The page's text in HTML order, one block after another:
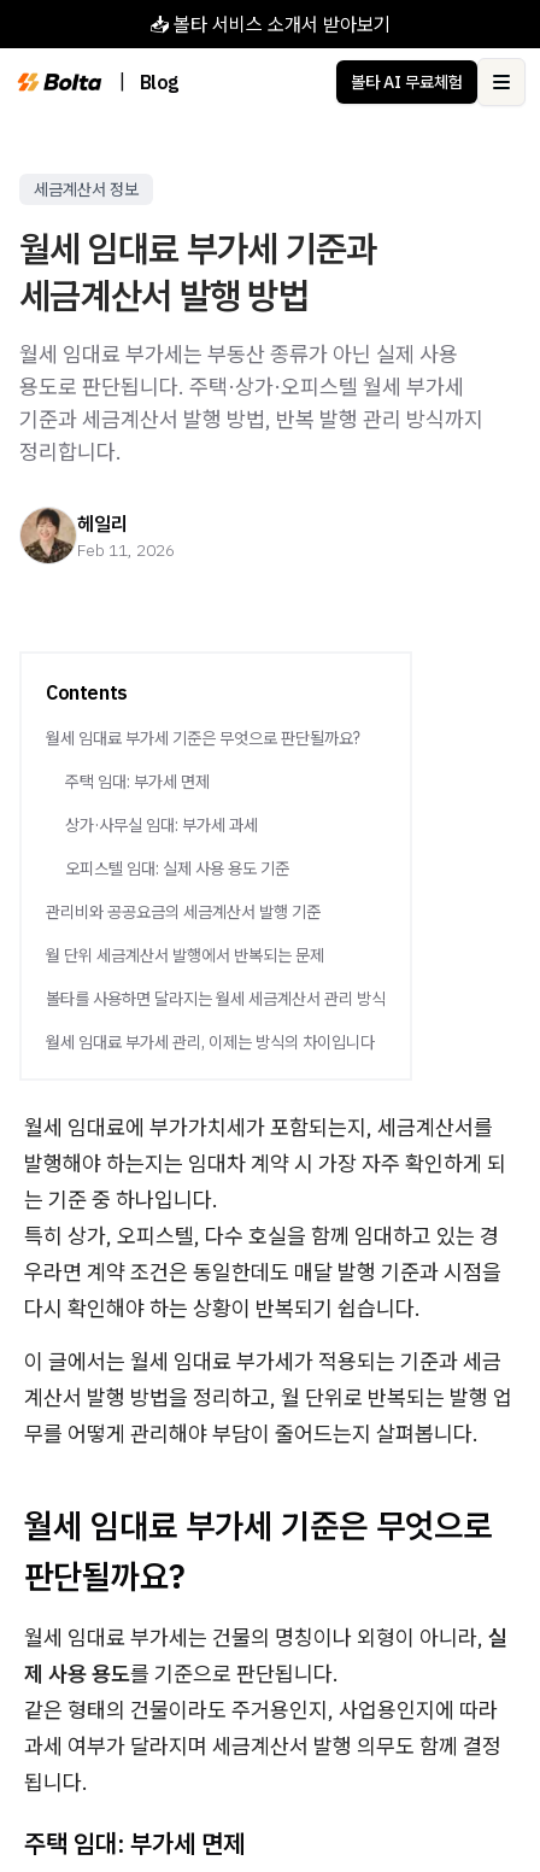
📥 볼타 서비스 소개서 받아보기
Blog 볼타 AI 무료체험
세금계산서 정보
월세 임대료 부가세 기준과
세금계산서 발행 방법
월세 임대료 부가세는 부동산 종류가 아닌 실제 사용
용도로 판단됩니다. 주택·상가·오피스텔 월세 부가세
기준과 세금계산서 발행 방법, 반복 발행 관리 방식까지
정리합니다.
헤일리
Feb 11, 2026
Contents
월세 임대료 부가세 기준은 무엇으로 판단될까요?
주택 임대: 부가세 면제
상가·사무실 임대: 부가세 과세
오피스텔 임대: 실제 사용 용도 기준
관리비와 공공요금의 세금계산서 발행 기준
월 단위 세금계산서 발행에서 반복되는 문제
볼타를 사용하면 달라지는 월세 세금계산서 관리 방식
월세 임대료 부가세 관리, 이제는 방식의 차이입니다
월세 임대료에 부가가치세가 포함되는지, 세금계산서를
발행해야 하는지는 임대차 계약 시 가장 자주 확인하게 되
는 기준 중 하나입니다.
특히 상가, 오피스텔, 다수 호실을 함께 임대하고 있는 경
우라면 계약 조건은 동일한데도 매달 발행 기준과 시점을
다시 확인해야 하는 상황이 반복되기 쉽습니다.
이 글에서는 월세 임대료 부가세가 적용되는 기준과 세금
계산서 발행 방법을 정리하고, 월 단위로 반복되는 발행 업
무를 어떻게 관리해야 부담이 줄어드는지 살펴봅니다.
월세 임대료 부가세 기준은 무엇으로
판단될까요?
월세 임대료 부가세는 건물의 명칭이나 외형이 아니라, 실
제 사용 용도를 기준으로 판단됩니다.
같은 형태의 건물이라도 주거용인지, 사업용인지에 따라
과세 여부가 달라지며 세금계산서 발행 의무도 함께 결정
됩니다.
주택 임대: 부가세 면제